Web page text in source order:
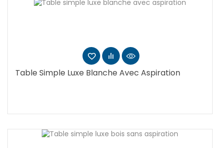
Table Simple Luxe Blanche Avec Aspiration